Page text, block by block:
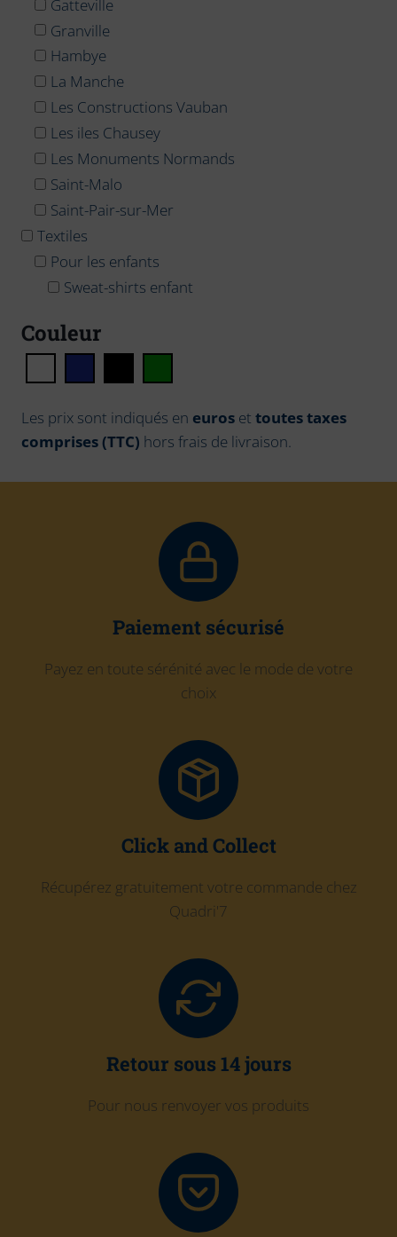
Gatteville
Granville
Hambye
La Manche
Les Constructions Vauban
Les iles Chausey
Les Monuments Normands
Saint-Malo
Saint-Pair-sur-Mer
Textiles
Pour les enfants
Sweat-shirts enfant
Couleur
Les prix sont indiqués en euros et toutes taxes
comprises (TTC) hors frais de livraison.
Paiement sécurisé
Payez en toute sérénité avec le mode de votre
choix
Click and Collect
Récupérez gratuitement votre commande chez
Quadri'7
Retour sous 14 jours
Pour nous renvoyer vos produits